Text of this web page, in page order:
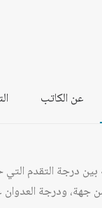
عن الكاتب
درجة التقدم التي